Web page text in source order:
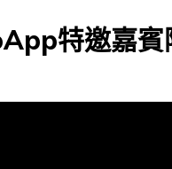
特邀嘉賓